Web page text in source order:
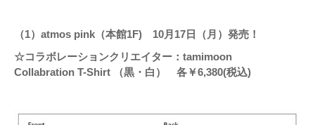
（1）atmos pink（本館1F) 10月17日（月）発売！
☆コラボレーションクリエイター：tamimoon
Collabration T-Shirt （黒・白） 各￥6,380(税込)